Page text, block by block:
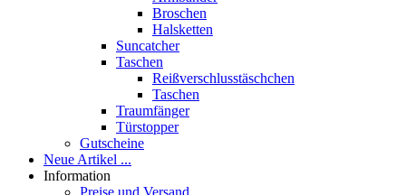
Broschen
Halsketten
Suncatcher
Taschen
Reißverschlusstäschchen
Taschen
Traumfänger
Türstopper
Gutscheine
Neue Artikel ...
Information
Preise und Versand